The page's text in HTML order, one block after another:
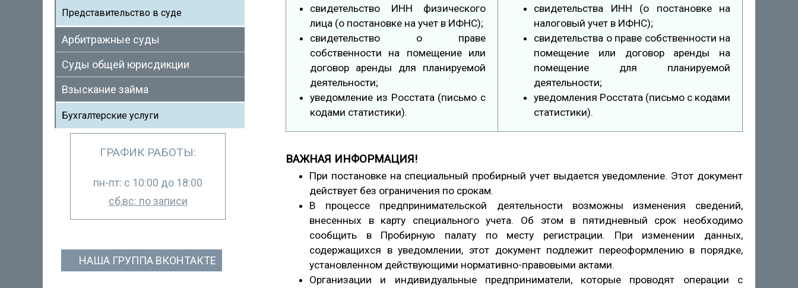
свидетельство ИНН физического
лица (о постановке на учет в ИФНС);
свидетельство о праве
собственности на помещение или
договор аренды для планируемой
деятельности;
уведомление из Росстата (письмо с
кодами статистики).
свидетельства ИНН (о постановке на
налоговый учет в ИФНС);
свидетельства о праве собственности на
помещение или договор аренды на
помещение для планируемой
деятельности;
уведомления Росстата (письмо с кодами
статистики).
ВАЖНАЯ ИНФОРМАЦИЯ!
При постановке на специальный пробирный учет выдается уведомление. Этот документ
действует без ограничения по срокам.
В процессе предпринимательской деятельности возможны изменения сведений,
внесенных в карту специального учета. Об этом в пятидневный срок необходимо
сообщить в Пробирную палату по месту регистрации. При изменении данных,
содержащихся в уведомлении, этот документ подлежит переоформлению в порядке,
установленном действующими нормативно-правовыми актами.
Организации и индивидуальные предприниматели, которые проводят операции с
Представительство в суде
Арбитражные суды
Суды общей юрисдикции
Взыскание займа
Бухгалтерские услуги
ГРАФИК РАБОТЫ:
пн-пт: с 10:00 до 18:00
сб,вс: по записи
НАША ГРУППА ВКОНТАКТЕ